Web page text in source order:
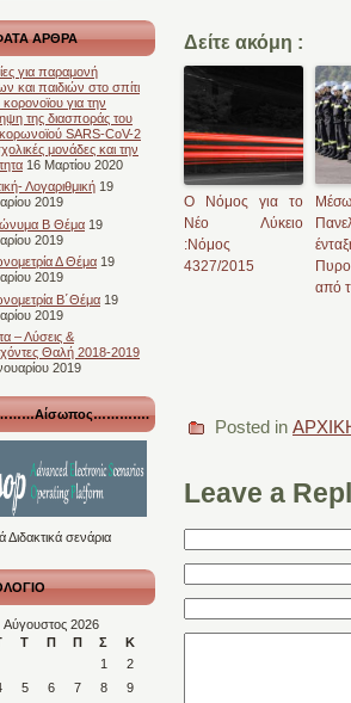
ΑΡΘΡΑ
για παραμονή
και παιδιών στο σπίτι
για την
της διασποράς του
SARS-CoV-2
μονάδες και την
16 Μαρτίου 2020
Λογαριθμική 19
2019
Β Θέμα 19
2019
Δ Θέμα 19
2019
Β΄Θέμα 19
2019
– Λύσεις &
Θαλή 2018-2019
2019
Διδακτικά σενάρια
Αύγουστος 2026
Τ Π Π Σ Κ
1
2
5 6 7 8
9
Δείτε ακόμη :
O Νόμος για το
Νέο Λύκειο
:Νόμος
4327/2015
Μέσω
από
Posted in
Leave a